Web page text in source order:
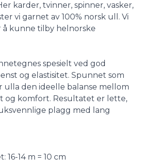
karder, tvinner, spinner, vasker,
vi garnet av 100% norsk ull. Vi
å kunne tilby helnorske
spesielt ved god
og elastisitet. Spunnet som
ulla den ideelle balanse mellom
og komfort. Resultatet er lette,
plagg med lang
16-14 m = 10 cm